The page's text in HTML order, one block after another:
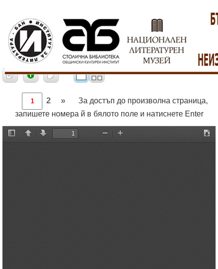
2 »
За достъп до произволна страница,
запишете номера й в бялото поле и натиснете Enter